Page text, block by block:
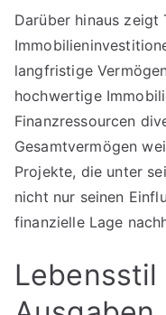
Darüber hinaus zeigt
langfristige
hochwertige
Finanzressourcen
Gesamtvermögen
Projekte, die unter
nicht nur seinen
finanzielle Lage